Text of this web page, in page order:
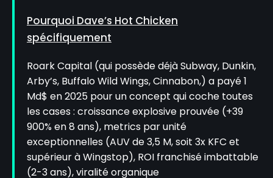
Pourquoi Dave’s Hot Chicken
spécifiquement
Roark Capital (qui possède déjà Subway, Dunkin,
Arby’s, Buffalo Wild Wings, Cinnabon,) a payé 1
Md$ en 2025 pour un concept qui coche toutes
les cases : croissance explosive prouvée (+39
900% en 8 ans), metrics par unité
exceptionnelles (AUV de 3,5 M, soit 3x KFC et
supérieur à Wingstop), ROI franchisé imbattable
(2-3 ans), viralité organique